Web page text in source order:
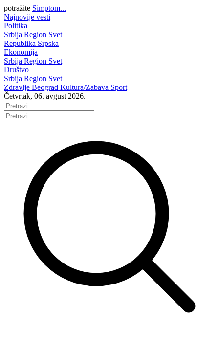
potražite Simptom...
Najnovije vesti
Politika
Srbija Region Svet
Republika Srpska
Ekonomija
Srbija Region Svet
Društvo
Srbija Region Svet
Zdravlje Beograd Kultura/Zabava Sport
Četvrtak, 06. avgust 2026.